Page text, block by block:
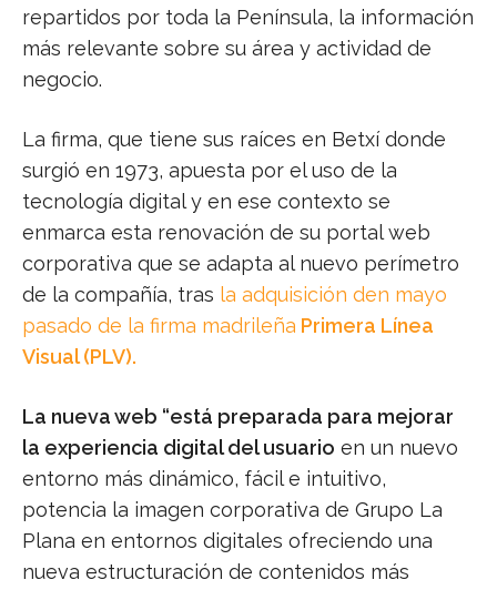
repartidos por toda la Península, la información
más relevante sobre su área y actividad de
negocio.
La firma, que tiene sus raíces en Betxí donde
surgió en 1973, apuesta por el uso de la
tecnología digital y en ese contexto se
enmarca esta renovación de su portal web
corporativa que se adapta al nuevo perímetro
de la compañía, tras la adquisición den mayo
pasado de la firma madrileña Primera Línea
Visual (PLV).
La nueva web “está preparada para mejorar
la experiencia digital del usuario en un nuevo
entorno más dinámico, fácil e intuitivo,
potencia la imagen corporativa de Grupo La
Plana en entornos digitales ofreciendo una
nueva estructuración de contenidos más